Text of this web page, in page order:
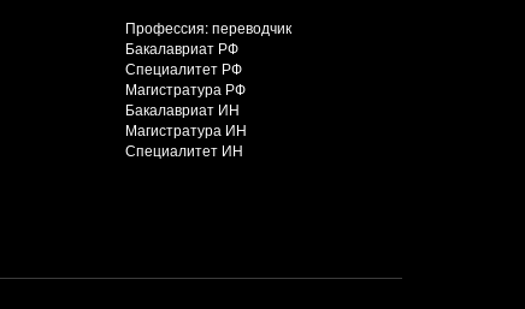
Профессия: переводчик
Бакалавриат РФ
Специалитет РФ
Магистратура РФ
Бакалавриат ИН
Магистратура ИН
Специалитет ИН